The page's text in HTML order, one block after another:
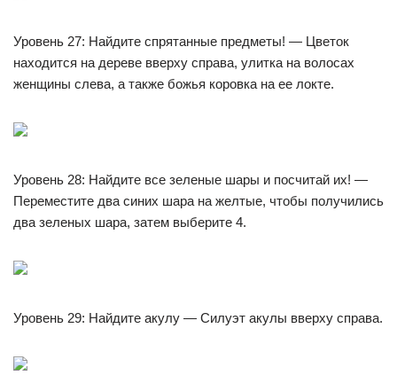
Уровень 27: Найдите спрятанные предметы! — Цветок
находится на дереве вверху справа, улитка на волосах
женщины слева, а также божья коровка на ее локте.
Уровень 28: Найдите все зеленые шары и посчитай их! —
Переместите два синих шара на желтые, чтобы получились
два зеленых шара, затем выберите 4.
Уровень 29: Найдите акулу — Силуэт акулы вверху справа.